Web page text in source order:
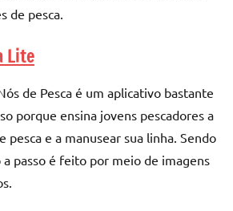
de pesca.
Lite
de Pesca é um aplicativo bastante
porque ensina jovens pescadores a
pesca e a manusear sua linha. Sendo
a passo é feito por meio de imagens